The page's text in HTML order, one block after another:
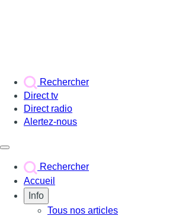
Rechercher
Direct tv
Direct radio
Alertez-nous
Rechercher
Accueil
Info
Tous nos articles